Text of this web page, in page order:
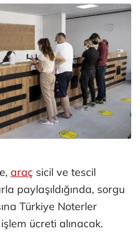
araç sicil ve tescil
paylaşıldığında, sorgu
Türkiye Noterler
ücreti alınacak.